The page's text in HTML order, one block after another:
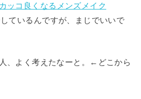
ッコ良くなるメンズメイク
しているんですが、まじでいいで
、よく考えたなーと。
←どこから